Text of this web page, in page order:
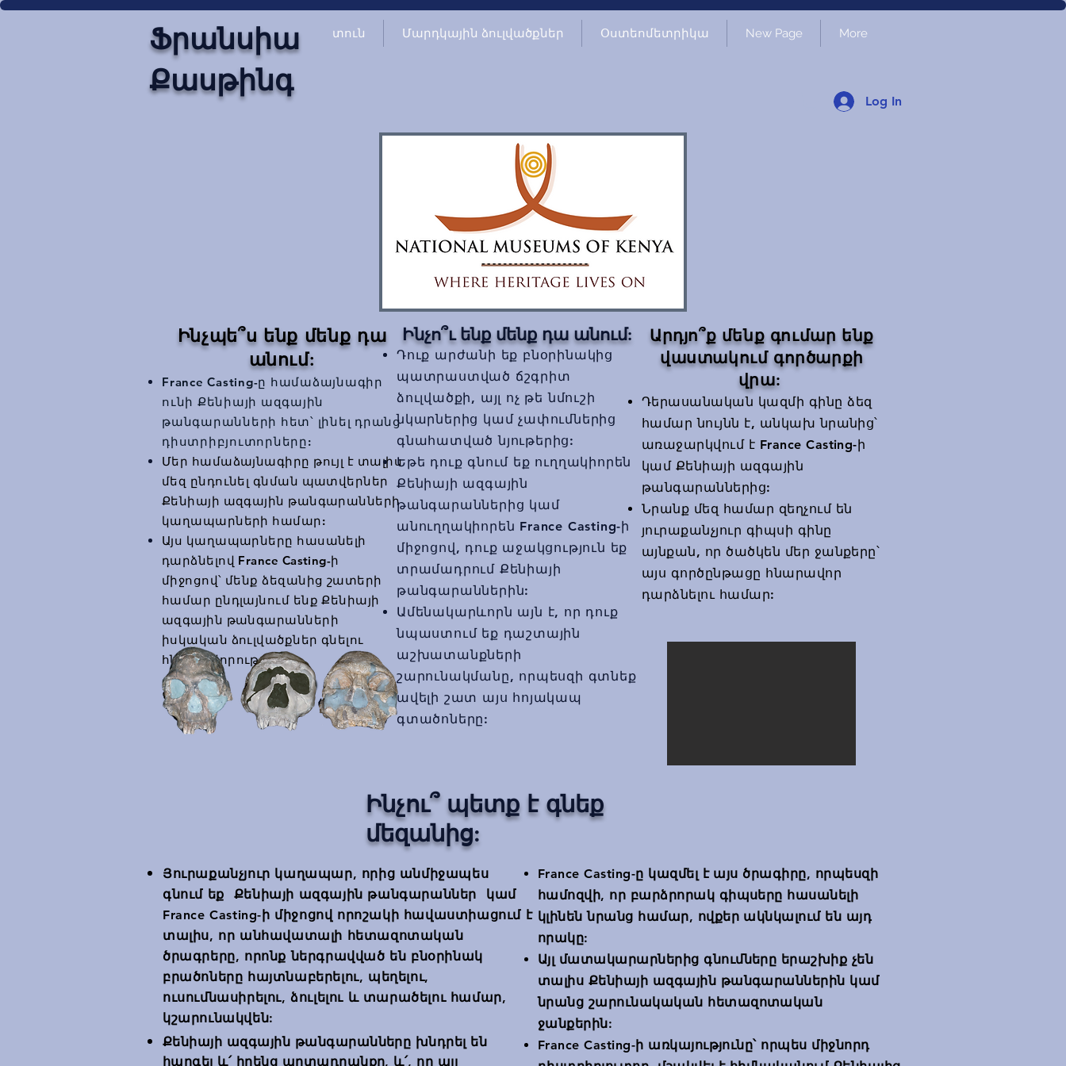
Ֆրանսիա
Քասթինգ
տուն Մարդկային ձուլվածքներ Օստեոմետրիկա New Page More
Log In
Ինչպե՞ս ենք մենք դա
անում:
France Casting-ը համաձայնագիր
ունի Քենիայի ազգային
թանգարանների հետ՝ լինել դրանց
դիստրիբյուտորները:
Մեր համաձայնագիրը թույլ է տալիս
մեզ ընդունել գնման պատվերներ
Քենիայի ազգային թանգարանների
կաղապարների համար:
Այս կաղապարները հասանելի
դարձնելով France Casting-ի
միջոցով՝ մենք ձեզանից շատերի
համար ընդլայնում ենք Քենիայի
ազգային թանգարանների
իսկական ձուլվածքներ գնելու
հնարավորությունը:
Ինչո՞ւ ենք մենք դա անում:
Դուք արժանի եք բնօրինակից
պատրաստված ճշգրիտ
ձուլվածքի, այլ ոչ թե նմուշի
նկարներից կամ չափումներից
գնահատված նյութերից:
Եթե դուք գնում եք ուղղակիորեն
Քենիայի ազգային
թանգարաններից կամ
անուղղակիորեն France Casting-ի
միջոցով, դուք աջակցություն եք
տրամադրում Քենիայի
թանգարաններին:
Ամենակարևորն այն է, որ դուք
նպաստում եք դաշտային
աշխատանքների
շարունակմանը, որպեսզի գտնեք
ավելի շատ այս հոյակապ
գտածոները:
Արդյո՞ք մենք գումար ենք
վաստակում գործարքի
վրա:
Դերասանական կազմի գինը ձեզ
համար նույնն է, անկախ նրանից՝
առաջարկվում է France Casting-ի
կամ Քենիայի ազգային
թանգարաններից:
Նրանք մեզ համար զեղչում են
յուրաքանչյուր գիպսի գինը
այնքան, որ ծածկեն մեր ջանքերը՝
այս գործընթացը հնարավոր
դարձնելու համար:
Ինչու՞ պետք է գնեք
մեզանից:
Յուրաքանչյուր կաղապար, որից անմիջապես
գնում եք
Քենիայի ազգային թանգարաններ
կամ
France Casting-ի միջոցով որոշակի հավաստիացում է
տալիս, որ անհավատալի հետազոտական
ծրագրերը, որոնք ներգրավված են բնօրինակ
բրածոները հայտնաբերելու, պեղելու,
ուսումնասիրելու, ձուլելու և տարածելու համար,
կշարունակվեն:
Քենիայի ազգային թանգարանները խնդրել են
հարգել և՛ իրենց արտադրանքը, և՛, որ այլ
France Casting-ը կազմել է այս ծրագիրը, որպեսզի
համոզվի, որ բարձրորակ գիպսերը հասանելի
կլինեն նրանց համար, ովքեր ակնկալում են այդ
որակը:
Այլ մատակարարներից գնումները երաշխիք չեն
տալիս Քենիայի ազգային թանգարաններին կամ
նրանց շարունակական հետազոտական
ջանքերին:
France Casting-ի առկայությունը՝ որպես միջնորդ